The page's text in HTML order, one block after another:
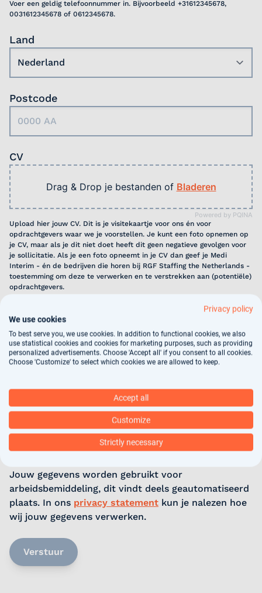
Voer een geldig telefoonnummer in. Bijvoorbeeld +31612345678,
0031612345678 of 0612345678.
Land
Postcode
CV
Powered by PQINA
Drag & Drop je bestanden of Bladeren
Upload hier jouw CV. Dit is je visitekaartje voor ons én voor
opdrachtgevers waar we je voorstellen. Je kunt een foto opnemen op
je CV, maar als je dit niet doet heeft dit geen negatieve gevolgen voor
je sollicitatie. Als je een foto opneemt in je CV dan geef je Medi
Interim - én de bedrijven die horen bij RGF Staffing the Netherlands -
toestemming om deze te verwerken en te verstrekken aan (potentiële)
opdrachtgevers.
Voer de URL van jouw openbare LinkedIn-profiel in. Log gewoon in op
(optioneel)
Jouw gegevens worden gebruikt voor
arbeidsbemiddeling, dit vindt deels geautomatiseerd
plaats. In ons privacy statement kun je nalezen hoe
wij jouw gegevens verwerken.
Verstuur
Privacy policy
We use cookies
To best serve you, we use cookies. In addition to functional cookies, we also
use statistical cookies and cookies for marketing purposes, such as providing
personalized advertisements. Choose 'Accept all' if you consent to all cookies.
Choose 'Customize' to select which cookies we are allowed to keep.
Accept all
Customize
Strictly necessary